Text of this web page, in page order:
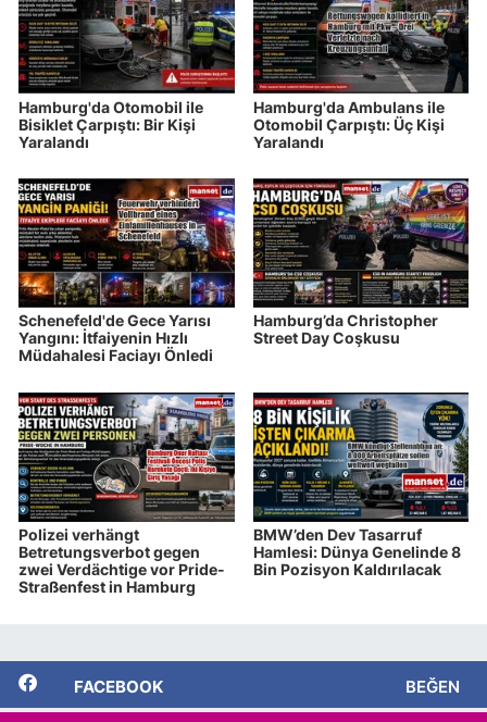
Hamburg'da Otomobil ile
Bisiklet Çarpıştı: Bir Kişi
Yaralandı
Hamburg'da Ambulans ile
Otomobil Çarpıştı: Üç Kişi
Yaralandı
Schenefeld'de Gece Yarısı
Yangını: İtfaiyenin Hızlı
Müdahalesi Faciayı Önledi
Hamburg’da Christopher
Street Day Coşkusu
Polizei verhängt
Betretungsverbot gegen
zwei Verdächtige vor Pride-
Straßenfest in Hamburg
BMW’den Dev Tasarruf
Hamlesi: Dünya Genelinde 8
Bin Pozisyon Kaldırılacak
FACEBOOK BEĞEN